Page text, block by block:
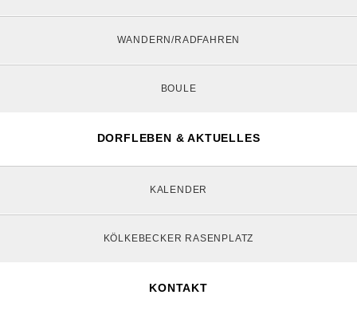
WANDERN/RADFAHREN
BOULE
DORFLEBEN & AKTUELLES
KALENDER
KÖLKEBECKER RASENPLATZ
KONTAKT